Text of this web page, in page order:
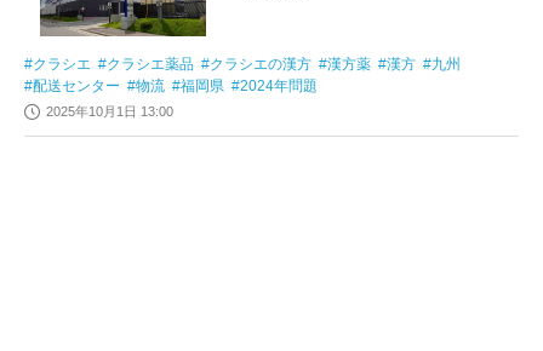
クラシエ クラシエ薬品 クラシエの漢方 漢方薬 漢方
九州
配送センター
物流 福岡県 2024年問題
2025年10月1日 13:00